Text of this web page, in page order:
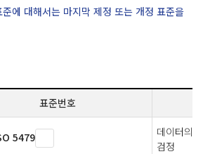
에 대해서는 마지막 제정 또는 개정 표준을
표준번호
5479
데이터의
검정